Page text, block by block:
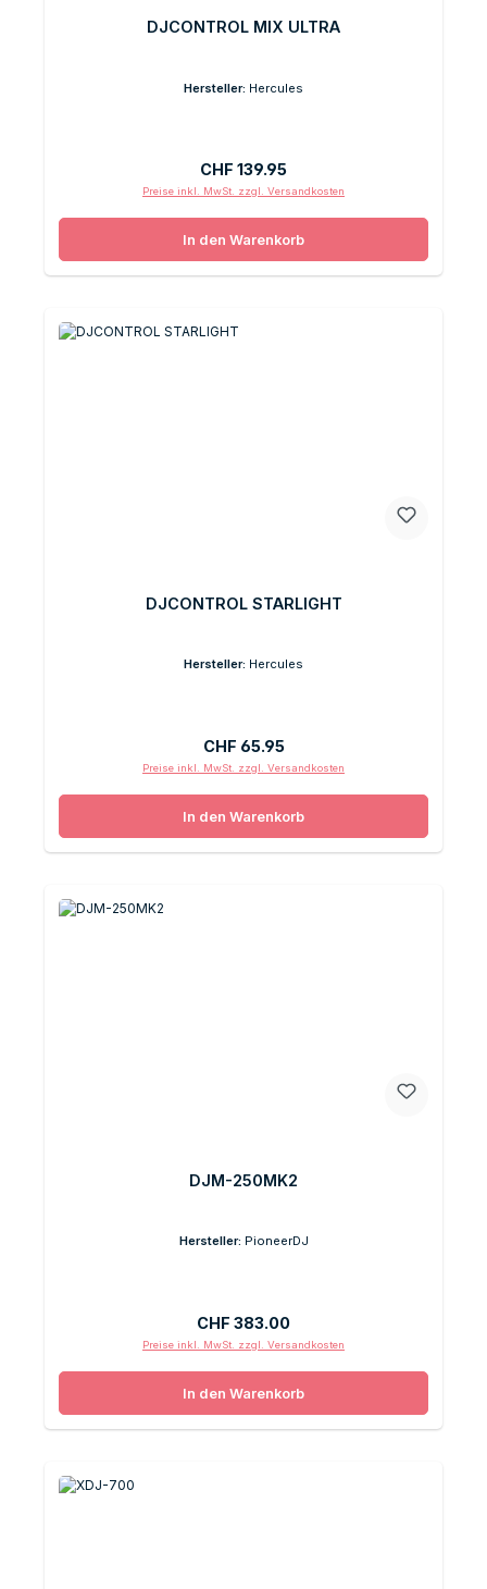
DJCONTROL MIX ULTRA
Hersteller: Hercules
Regulärer Preis:
CHF 139.95
Preise inkl. MwSt. zzgl. Versandkosten
In den Warenkorb
DJCONTROL STARLIGHT
Hersteller: Hercules
Regulärer Preis:
CHF 65.95
Preise inkl. MwSt. zzgl. Versandkosten
In den Warenkorb
DJM-250MK2
Hersteller: PioneerDJ
Regulärer Preis:
CHF 383.00
Preise inkl. MwSt. zzgl. Versandkosten
In den Warenkorb